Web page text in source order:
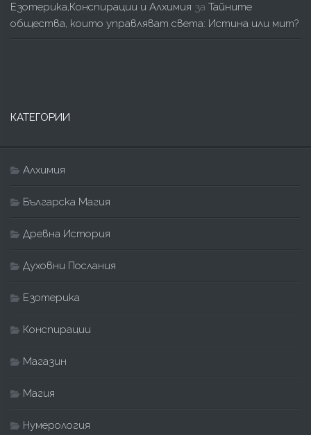
Езотерика,Конспирации и Алхимия за Тайните
общества, които управляват света: Истина или мит?
КАТЕГОРИИ
Алхимия
Българска Магия
Древна История
Духовни Послания
Езотерика
Конспирации
Магазин
Магия
Нумерология